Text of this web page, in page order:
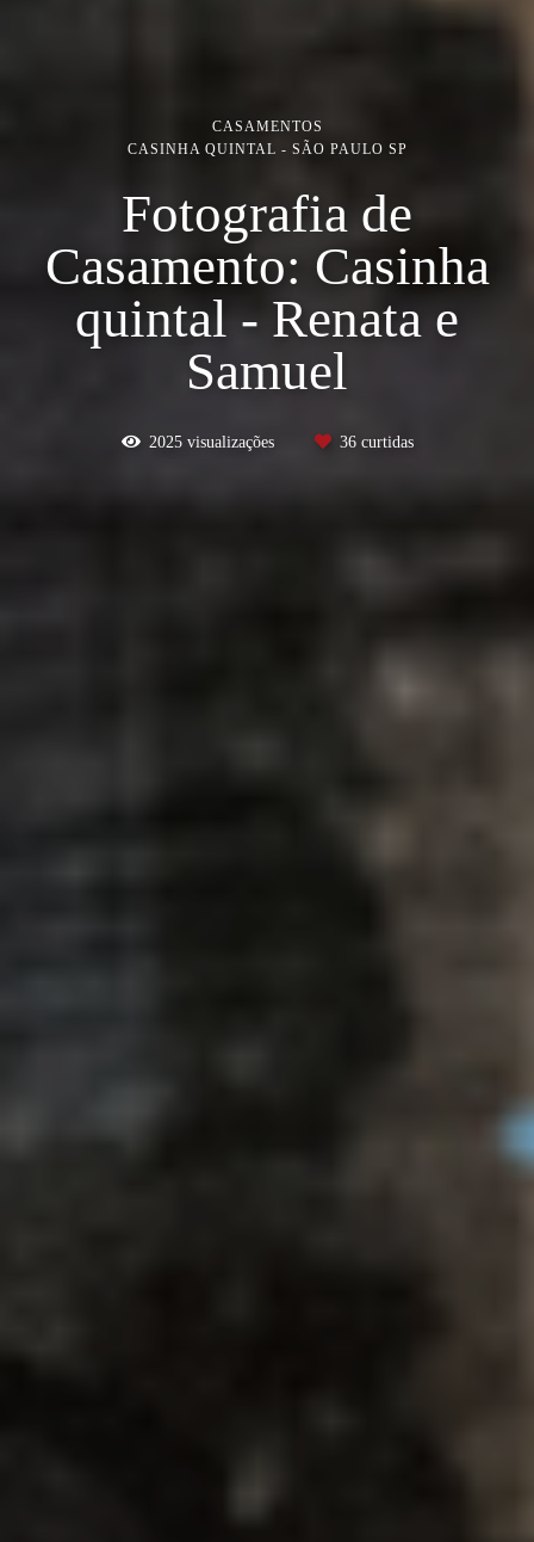
CASAMENTOS
CASINHA QUINTAL - SÃO PAULO SP
Fotografia de
Casamento: Casinha
quintal - Renata e
Samuel
2025visualizações 36curtidas